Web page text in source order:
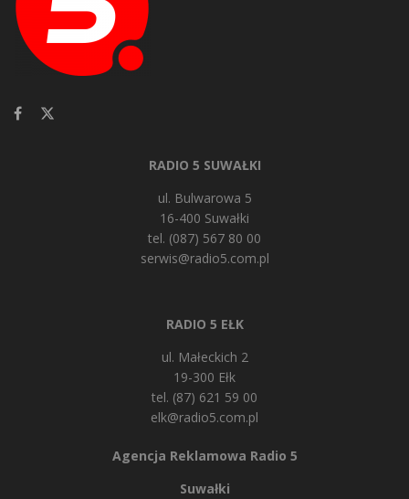
RADIO 5 SUWAŁKI
ul. Bulwarowa 5
16-400 Suwałki
tel. (087) 567 80 00
serwis@radio5.com.pl
RADIO 5 EŁK
ul. Małeckich 2
19-300 Ełk
tel. (87) 621 59 00
elk@radio5.com.pl
Agencja Reklamowa Radio 5
Suwałki